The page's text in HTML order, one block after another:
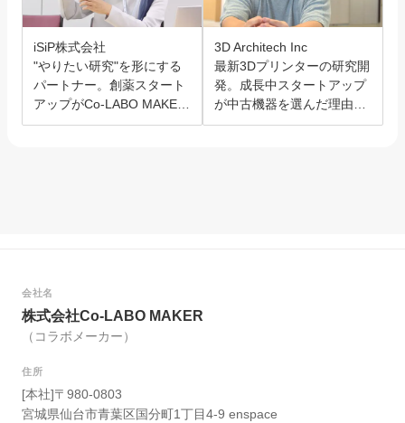
iSiP株式会社
"やりたい研究"を形にする
パートナー。創薬スタート
アップがCo-LABO MAKER
を選んだ理由。
3D Architech Inc
最新3Dプリンターの研究開
発。成長中スタートアップ
が中古機器を選んだ理由と
は？
会社名
株式会社Co-LABO MAKER
（コラボメーカー）
住所
[本社]〒980-0803
宮城県仙台市青葉区国分町1丁目4-9 enspace